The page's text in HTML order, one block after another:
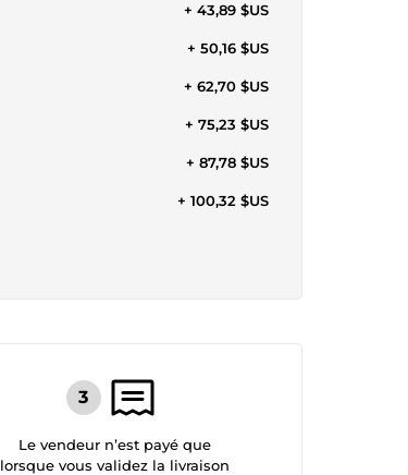
+ 43,89 $US
+ 50,16 $US
+ 62,70 $US
+ 75,23 $US
+ 87,78 $US
+ 100,32 $US
Le vendeur n’est payé que
lorsque vous validez la livraison